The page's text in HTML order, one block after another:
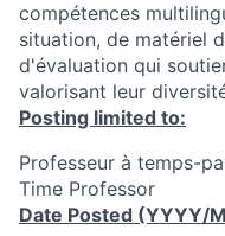
compétences
situation, de matériel
d'évaluation qui
valorisant leur
Posting limited to:
Professeur à temps-
Time Professor
Date Posted (YYYY/